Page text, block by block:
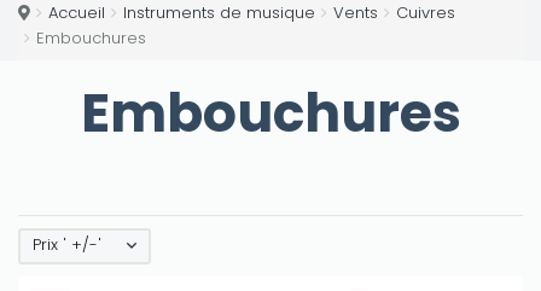
Accueil Instruments de musique Vents
Cuivres
Embouchures
Embouchures
Prix ' +/-'